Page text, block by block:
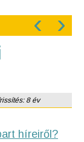
‹ ›
8 év
híreiről?